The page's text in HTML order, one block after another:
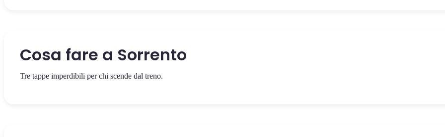
Cosa fare a Sorrento
Tre tappe imperdibili per chi scende dal treno.